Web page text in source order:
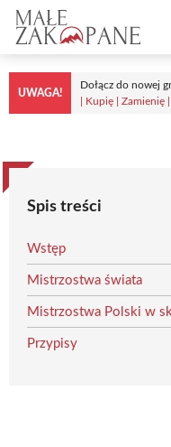
Przejdź
treści
UWAGA!
Dołącz do nowej
| Kupię | Zamienię
Spis treści
Wstęp
Mistrzostwa świata
Mistrzostwa Polski w
Przypisy